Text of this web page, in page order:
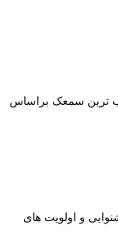
ترین سمعک براساس
و اولویت های